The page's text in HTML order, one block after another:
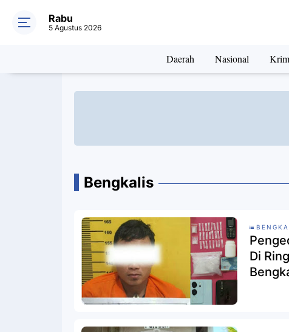
Rabu
5 Agustus 2026
Daerah Nasional
Bengkalis
Di